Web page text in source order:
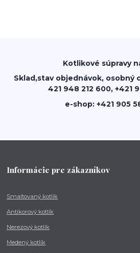
Kotlikové súpravy
Sklad,stav objednávok, osobný
421 948 212 600, +421
e-shop: +421 905
Informácie pre zákazníkov
Smaltovaný kotlík
Antikorový kotlík
Nerezový kotlík
Medený kotlík